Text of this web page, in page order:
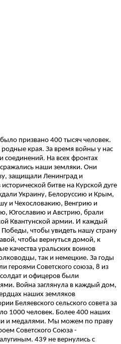
призвано 400 тысяч человек.
края. За время войны у нас
соединений. На всех фронтах
наши земляки. Они
защищали Ленинград и
битве на Курской дуге
Украину, Белоруссию и Крым,
и Чехословакию, Венгрию и
Югославию и Австрию, брали
Квантунской армии. И каждый
чтобы увидеть нашу страну
чтобы вернуться домой, к
качества уральских воинов
так и немецкие. За годы
героями Советского союза, 8 из
и офицеров были
Война заглянула в каждый дом,
наших земляков
Беляевского сельского совета за
1000 человек. Более 400 наших
и медалями. Мы можем по праву
Советского Союза -
439 не вернулись с